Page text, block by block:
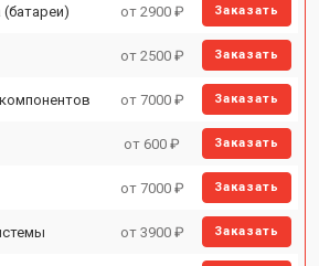
от 2900 ₽ Заказать
от 2500 ₽ Заказать
от 7000 ₽ Заказать
от 600 ₽ Заказать
от 7000 ₽ Заказать
от 3900 ₽ Заказать